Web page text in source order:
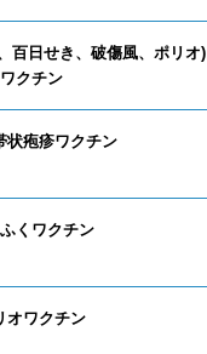
百日せき、破傷風、ポリオ)
ワクチン
状疱疹ワクチン
くワクチン
オワクチン